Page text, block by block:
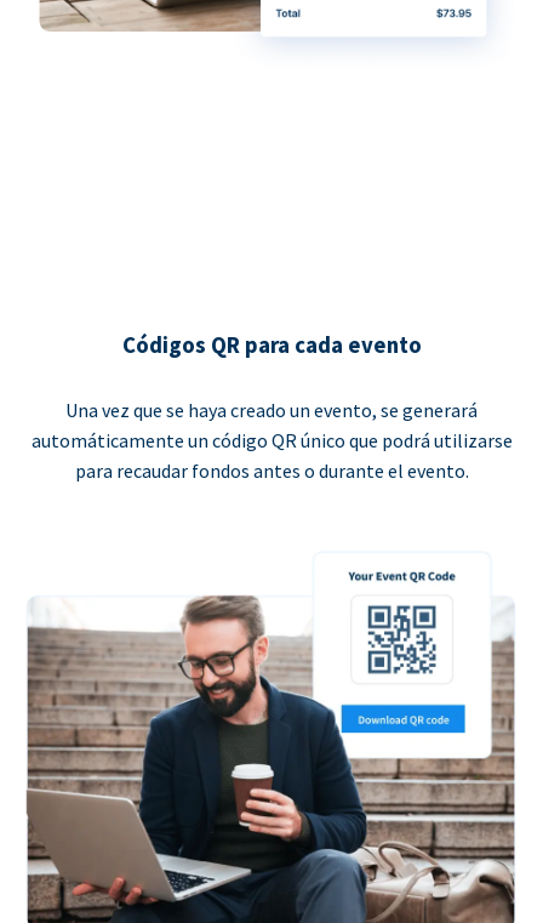
Códigos QR para cada evento
Una vez que se haya creado un evento, se generará
automáticamente un código QR único que podrá utilizarse
para recaudar fondos antes o durante el evento.